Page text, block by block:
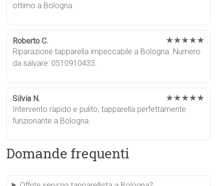
ottimo a Bologna.
Roberto C. ★★★★★
Riparazione tapparella impeccabile a Bologna. Numero
da salvare: 0510910433.
Silvia N. ★★★★★
Intervento rapido e pulito, tapparella perfettamente
funzionante a Bologna.
Domande frequenti